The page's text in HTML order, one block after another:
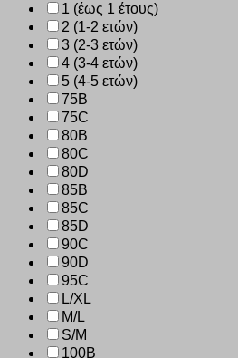
1 (έως 1 έτους)
2 (1-2 ετών)
3 (2-3 ετών)
4 (3-4 ετών)
5 (4-5 ετών)
75B
75C
80B
80C
80D
85B
85C
85D
90C
90D
95C
L/XL
M/L
S/M
100B